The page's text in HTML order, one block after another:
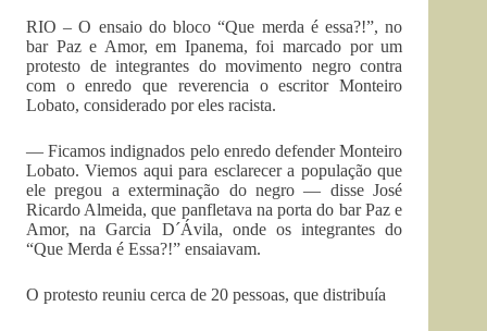
RIO – O ensaio do bloco “Que merda é essa?!”, no
bar Paz e Amor, em Ipanema, foi marcado por um
protesto de integrantes do movimento negro contra
com o enredo que reverencia o escritor Monteiro
Lobato, considerado por eles racista.
— Ficamos indignados pelo enredo defender Monteiro
Lobato. Viemos aqui para esclarecer a população que
ele pregou a exterminação do negro — disse José
Ricardo Almeida, que panfletava na porta do bar Paz e
Amor, na Garcia D´Ávila, onde os integrantes do
“Que Merda é Essa?!” ensaiavam.
O protesto reuniu cerca de 20 pessoas, que distribuía